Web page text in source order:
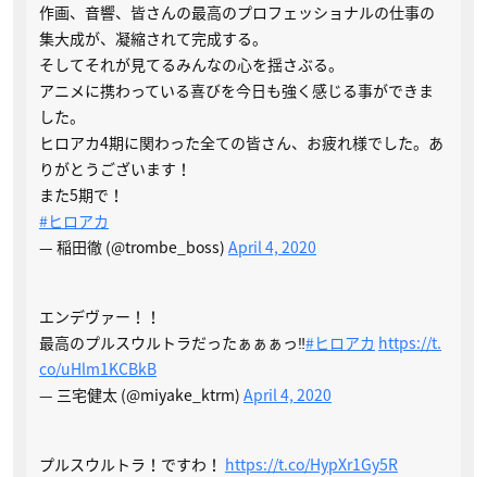
作画、音響、皆さんの最高のプロフェッショナルの仕事の
集大成が、凝縮されて完成する。
そしてそれが見てるみんなの心を揺さぶる。
アニメに携わっている喜びを今日も強く感じる事ができま
した。
ヒロアカ4期に関わった全ての皆さん、お疲れ様でした。あ
りがとうございます！
また5期で！
#ヒロアカ
— 稲田徹 (@trombe_boss) April 4, 2020
エンデヴァー！！
最高のプルスウルトラだったぁぁぁっ‼️#ヒロアカ https://t.
co/uHlm1KCBkB
— 三宅健太 (@miyake_ktrm) April 4, 2020
プルスウルトラ！ですわ！ https://t.co/HypXr1Gy5R